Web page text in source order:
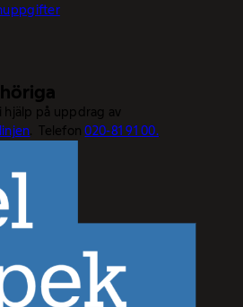
hjälp på uppdrag av
. Telefon020-81 91 00.